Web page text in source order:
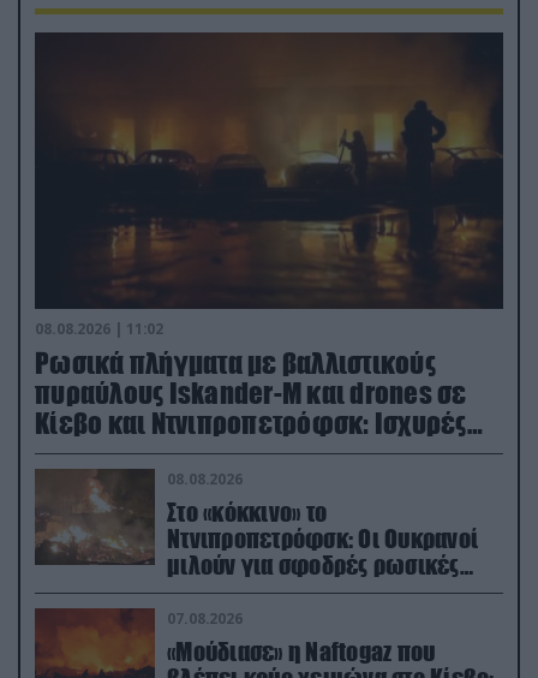
08.08.2026 | 11:02
Ρωσικά πλήγματα με βαλλιστικούς
πυραύλους Iskander-M και drones σε
Κίεβο και Ντνιπροπετρόφσκ: Ισχυρές
εκρήξεις
08.08.2026
Στο «κόκκινο» το
Ντνιπροπετρόφσκ: Οι Ουκρανοί
μιλούν για σφοδρές ρωσικές
επιθέσεις σε όλη την επικράτεια
07.08.2026
«Μούδιασε» η Naftogaz που